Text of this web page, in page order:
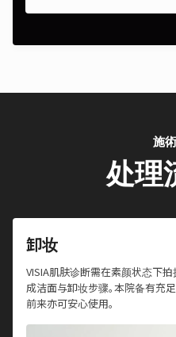
施
处理
卸妆
VISIA肌肤诊断需在素颜状态下拍
成洁面与卸妆步骤。本院备有充
前来亦可安心使用。